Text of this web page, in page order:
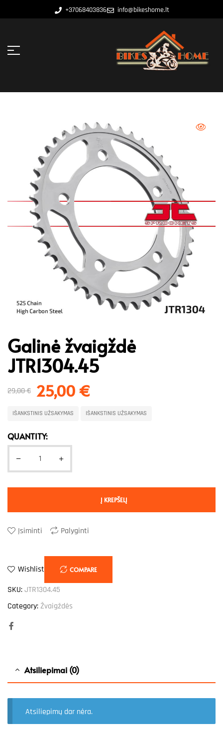
+37068403836 info@bikeshome.lt
Galinė žvaigždė
JTR1304.45
29,00€ 25,00€
IŠANKSTINIS UŽSAKYMAS IŠANKSTINIS UŽSAKYMAS
QUANTITY:
Į KREPŠELĮ
Įsiminti Palyginti
Wishlist COMPARE
SKU:JTR1304.45
Category:Žvaigždės
Atsiliepimai (0)
Atsiliepimų dar nėra.